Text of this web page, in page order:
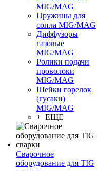
MIG/MAG
Пружины для
сопла MIG/MAG
Диффузоры
газовые
MIG/MAG
Ролики подачи
проволоки
MIG/MAG
Шейки горелок
(гусаки)
MIG/MAG
+ ЕЩЕ
Сварочное
оборудование для TIG